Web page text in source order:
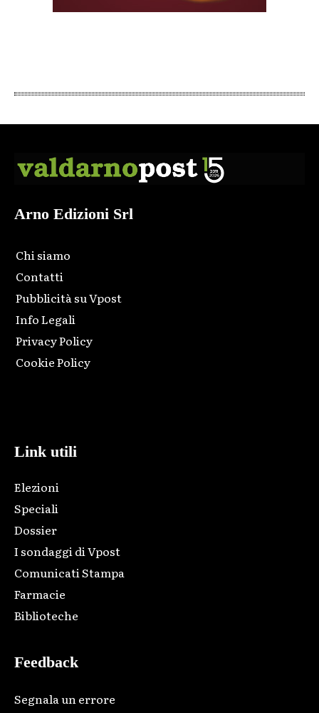
Arno Edizioni Srl
Chi siamo
Contatti
Pubblicità su Vpost
Info Legali
Privacy Policy
Cookie Policy
Link utili
Elezioni
Speciali
Dossier
I sondaggi di Vpost
Comunicati Stampa
Farmacie
Biblioteche
Feedback
Segnala un errore